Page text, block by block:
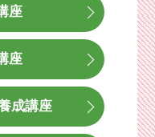
座
座
成講座